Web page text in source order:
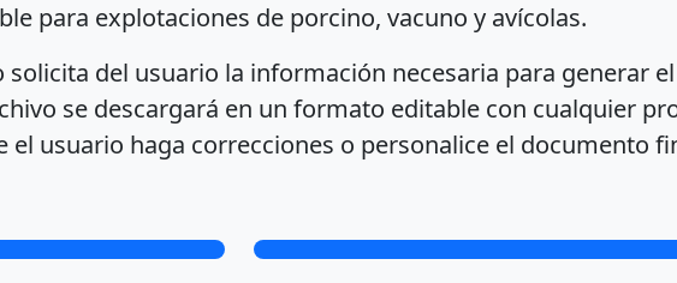
para explotaciones de porcino, vacuno y avícolas.
solicita del usuario la información necesaria para generar
se descargará en un formato editable con cualquier
usuario haga correcciones o personalice el documento